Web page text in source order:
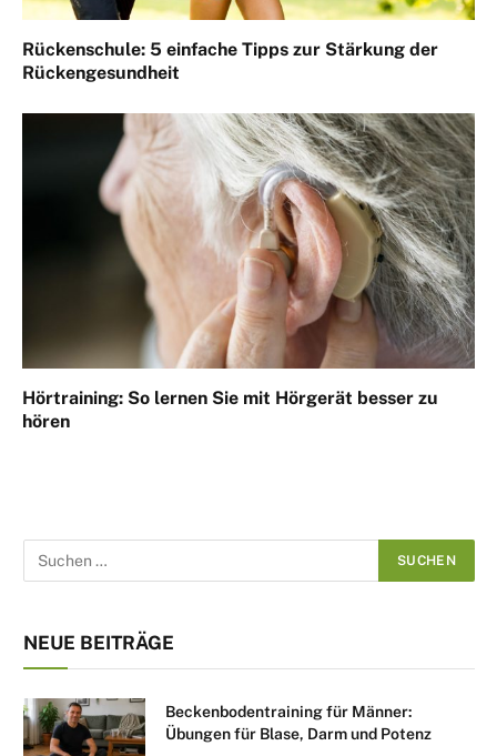
Rückenschule: 5 einfache Tipps zur Stärkung der
Rückengesundheit
Hörtraining: So lernen Sie mit Hörgerät besser zu
hören
NEUE BEITRÄGE
Beckenbodentraining für Männer:
Übungen für Blase, Darm und Potenz